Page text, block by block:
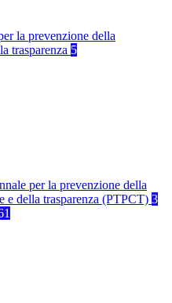
la prevenzione della
trasparenza 5
per la prevenzione della
e della trasparenza (PTPCT) 3